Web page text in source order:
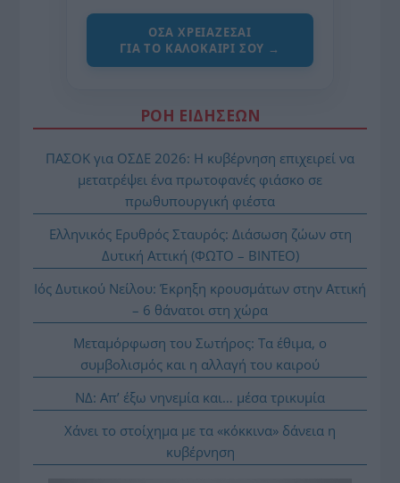
ΌΣΑ ΧΡΕΙΆΖΕΣΑΙ
ΓΙΑ ΤΟ ΚΑΛΟΚΑΊΡΙ ΣΟΥ →
ΡΟΗ ΕΙΔΗΣΕΩΝ
ΠΑΣΟΚ για ΟΣΔΕ 2026: Η κυβέρνηση επιχειρεί να
μετατρέψει ένα πρωτοφανές φιάσκο σε
πρωθυπουργική φιέστα
Ελληνικός Ερυθρός Σταυρός: Διάσωση ζώων στη
Δυτική Αττική (ΦΩΤΟ – ΒΙΝΤΕΟ)
Ιός Δυτικού Νείλου: Έκρηξη κρουσμάτων στην Αττική
– 6 θάνατοι στη χώρα
Μεταμόρφωση του Σωτήρος: Τα έθιμα, ο
συμβολισμός και η αλλαγή του καιρού
ΝΔ: Απ’ έξω νηνεμία και… μέσα τρικυμία
Χάνει το στοίχημα με τα «κόκκινα» δάνεια η
κυβέρνηση